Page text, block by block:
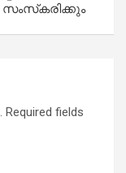
സംസ്‌കരിക്കും
Required fields